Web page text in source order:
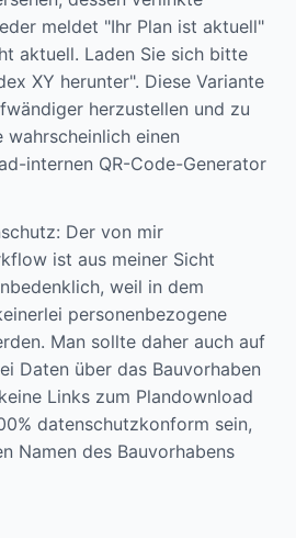
meldet "Ihr Plan ist aktuell"
aktuell. Laden Sie sich bitte
XY herunter". Diese Variante
herzustellen und zu
wahrscheinlich einen
internen QR-Code-Generator
Der von mir
ist aus meiner Sicht
weil in dem
personenbezogene
Man sollte daher auch auf
Daten über das Bauvorhaben
Links zum Plandownload
datenschutzkonform sein,
Namen des Bauvorhabens